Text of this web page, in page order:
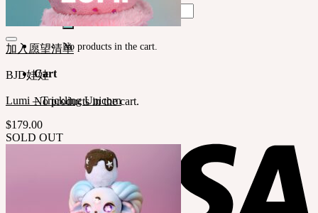
Search
for:
No products in the cart.
Cart
No products in the cart.
加入愿望清单
BJD娃娃
Lumi – Trickling Unicorn
$179.00
SOLD OUT